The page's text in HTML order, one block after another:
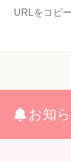
URLをコピ
お知